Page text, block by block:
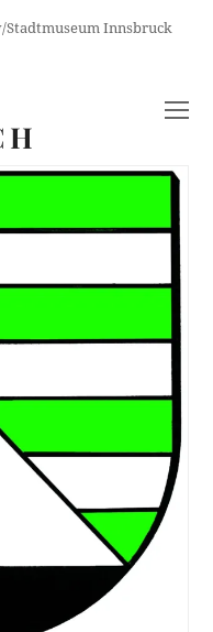
Stadtmuseum Innsbruck